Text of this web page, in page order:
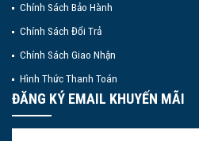
Chính Sách Bảo Hành
Chính Sách Đổi Trả
Chính Sách Giao Nhận
Hình Thức Thanh Toán
ĐĂNG KÝ EMAIL KHUYẾN MÃI